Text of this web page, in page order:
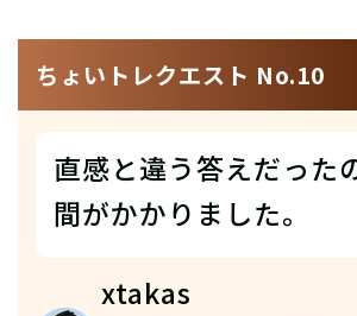
ちょいトレクエスト No.10
直感と違う答えだった
間がかかりました。
xtakas